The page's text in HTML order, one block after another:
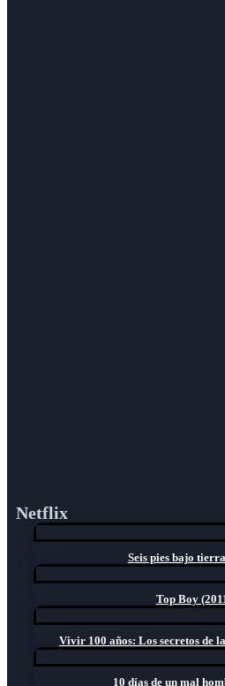
Netflix
Seis pies bajo
Top Boy
Vivir 100 años: Los secretos de
10 días de un mal